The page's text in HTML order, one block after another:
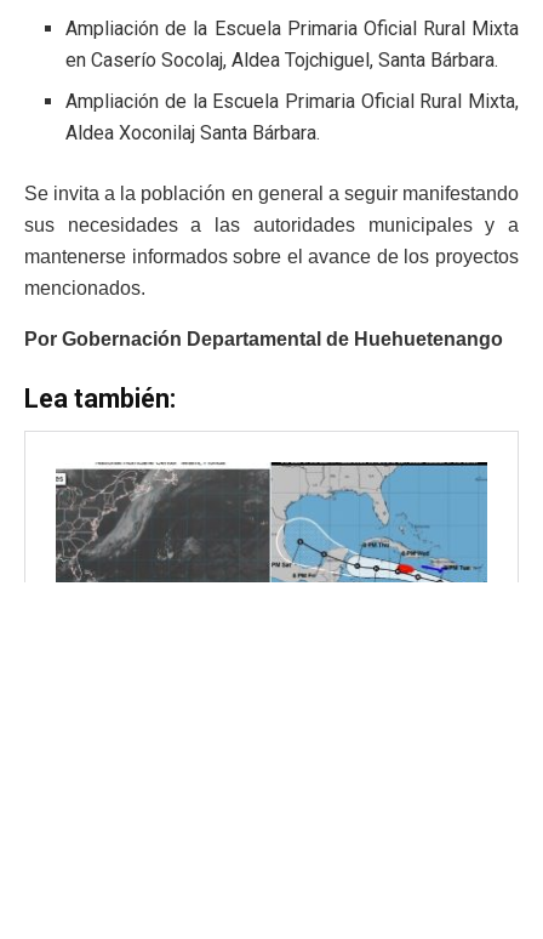
Ampliación de la Escuela Primaria Oficial Rural Mixta
en Caserío Socolaj, Aldea Tojchiguel, Santa Bárbara.
Ampliación de la Escuela Primaria Oficial Rural Mixta,
Aldea Xoconilaj Santa Bárbara.
Se invita a la población en general a seguir manifestando
sus necesidades a las autoridades municipales y a
mantenerse informados sobre el avance de los proyectos
mencionados.
Por Gobernación Departamental de Huehuetenango
Lea también: